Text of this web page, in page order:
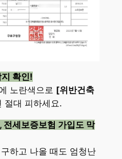
지 확인!
노란색으로 [위반건축
절대 피하세요.
전세보증보험 가입도 막
하고 나올 때도 엄청난